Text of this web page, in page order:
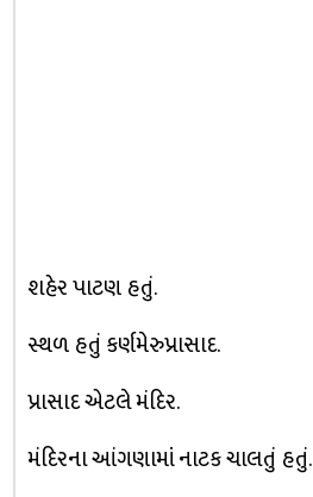
શહેર પાટણ હતું.
સ્થળ હતું કર્ણમેરુપ્રાસાદ.
પ્રાસાદ એટલે મંદિર.
મંદિરના આંગણામાં નાટક ચાલતું હતું.